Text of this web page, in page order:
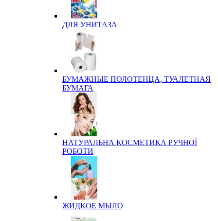
ДЛЯ УНИТАЗА
БУМАЖНЫЕ ПОЛОТЕНЦА, ТУАЛЕТНАЯ
БУМАГА
НАТУРАЛЬНА КОСМЕТИКА РУЧНОЇ
РОБОТИ
ЖИДКОЕ МЫЛО